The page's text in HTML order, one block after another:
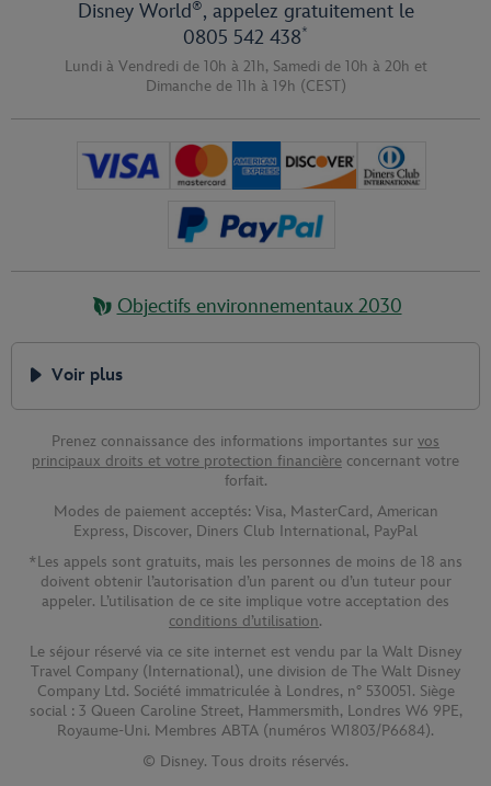
Disney World ®, appelez gratuitement le
0805 542 438*
Lundi à Vendredi de 10h à 21h, Samedi de 10h à 20h et
Dimanche de 11h à 19h (CEST)
Objectifs environnementaux 2030
Voir plus
Prenez connaissance des informations importantes sur vos
principaux droits et votre protection financière concernant votre
forfait.
Modes de paiement acceptés: Visa, MasterCard, American
Express, Discover, Diners Club International, PayPal
*Les appels sont gratuits, mais les personnes de moins de 18 ans
doivent obtenir l’autorisation d’un parent ou d’un tuteur pour
appeler. L’utilisation de ce site implique votre acceptation des
conditions d’utilisation.
Le séjour réservé via ce site internet est vendu par la Walt Disney
Travel Company (International), une division de The Walt Disney
Company Ltd. Société immatriculée à Londres, n° 530051. Siège
social : 3 Queen Caroline Street, Hammersmith, Londres W6 9PE,
Royaume-Uni. Membres ABTA (numéros W1803/P6684).
© Disney. Tous droits réservés.